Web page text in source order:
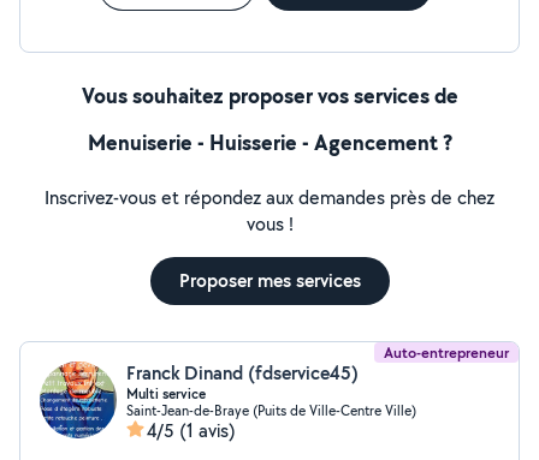
Vous souhaitez proposer vos services de
Menuiserie - Huisserie - Agencement ?
Inscrivez-vous et répondez aux demandes près de chez
vous !
Proposer mes services
Auto-entrepreneur
Franck Dinand (fdservice45)
Multi service
Saint-Jean-de-Braye (Puits de Ville-Centre Ville)
4/5 (1 avis)